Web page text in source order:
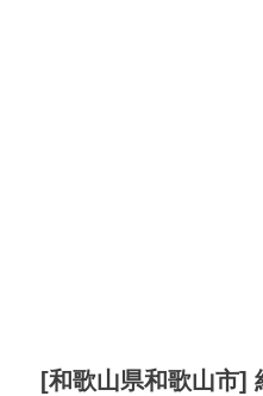
[和歌山県和歌山市]